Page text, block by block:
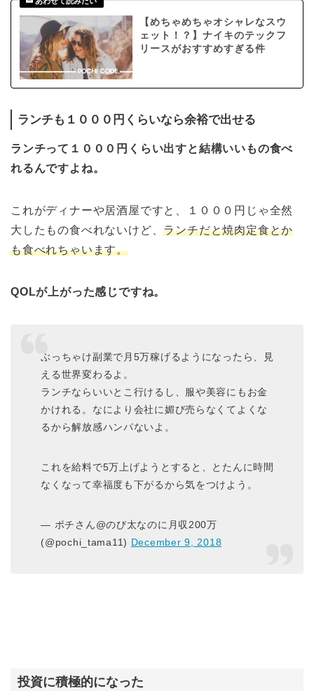
【めちゃめちゃオシャレなスウ
ェット！？】ナイキのテックフ
リースがおすすめすぎる件
ランチも１０００円くらいなら余裕で出せる
ランチって１０００円くらい出すと結構いいもの食べ
れるんですよね。
これがディナーや居酒屋ですと、１０００円じゃ全然
大したもの食べれないけど、ランチだと焼肉定食とか
も食べれちゃいます。
QOLが上がった感じですね。
ぶっちゃけ副業で月5万稼げるようになったら、見
える世界変わるよ。
ランチならいいとこ行けるし、服や美容にもお金
かけれる。なにより会社に媚び売らなくてよくな
るから解放感ハンパないよ。
これを給料で5万上げようとすると、とたんに時間
なくなって幸福度も下がるから気をつけよう。
— ポチさん@のび太なのに月収200万
(@pochi_tama11) December 9, 2018
投資に積極的になった